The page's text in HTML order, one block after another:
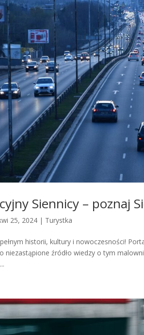
Siennicy – poznaj
25, 2024 | Turystka
historii, kultury i nowoczesności!
niezastąpione źródło wiedzy o tym